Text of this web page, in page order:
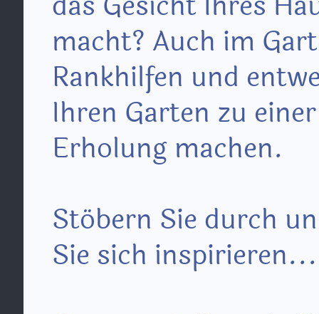
macht? Auch im
Rankhilfen und
Ihren Garten zu
Erholung machen.
Stöbern Sie durch
Sie sich inspirieren...